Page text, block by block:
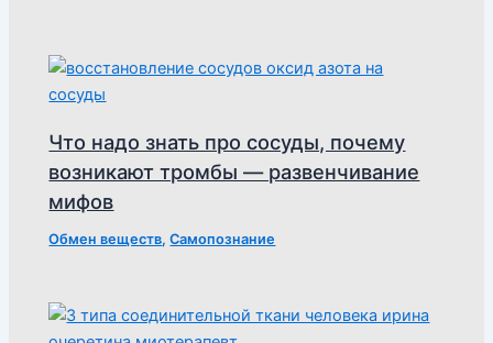
Что надо знать про сосуды, почему
возникают тромбы — развенчивание
мифов
Обмен веществ,Самопознание